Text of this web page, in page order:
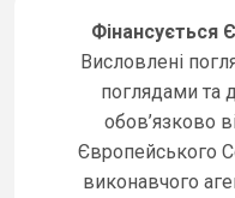
Фінансується
Висловлені
поглядами та
обов’язково
Європейського
виконавчого